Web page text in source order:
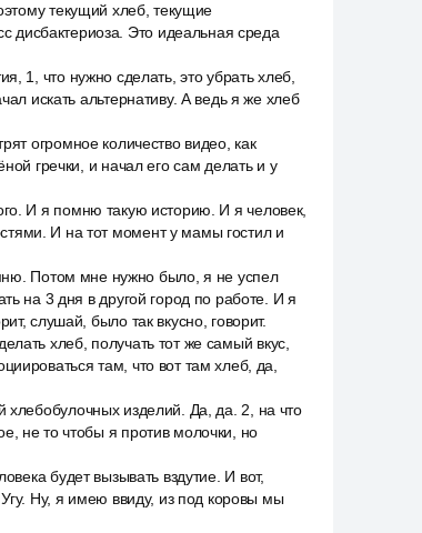
текущий хлеб, текущие
дисбактериоза. Это идеальная среда
1, что нужно сделать, это убрать хлеб,
искать альтернативу. А ведь я же хлеб
огромное количество видео, как
гречки, и начал его сам делать и у
И я помню такую историю. И я человек,
И на тот момент у мамы гостил и
Потом мне нужно было, я не успел
на 3 дня в другой город по работе. И я
слушай, было так вкусно, говорит.
хлеб, получать тот же самый вкус,
там, что вот там хлеб, да,
изделий. Да, да. 2, на что
не то чтобы я против молочки, но
будет вызывать вздутие. И вот,
Ну, я имею ввиду, из под коровы мы